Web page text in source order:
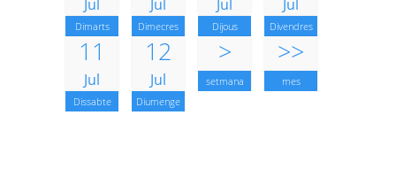
Jul
Dimarts
Jul
Dimecres
Jul
Dijous
Jul
Divendres
11
Jul
Dissabte
12
Jul
Diumenge
>
setmana
>>
mes